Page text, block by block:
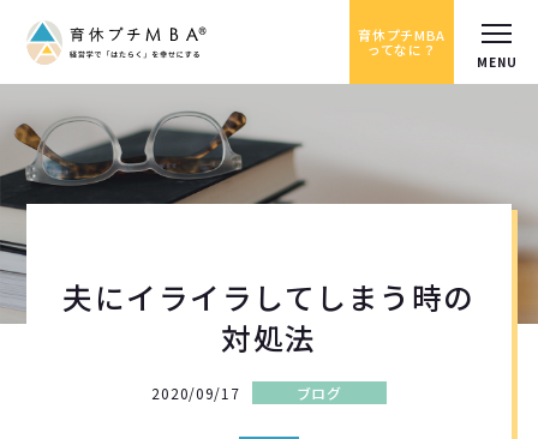
育休プチMBA
ってなに？
夫にイライラしてしまう時の
対処法
2020/09/17 ブログ